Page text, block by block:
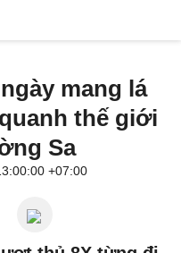
mang lá
thế giới
Sa
+07:00